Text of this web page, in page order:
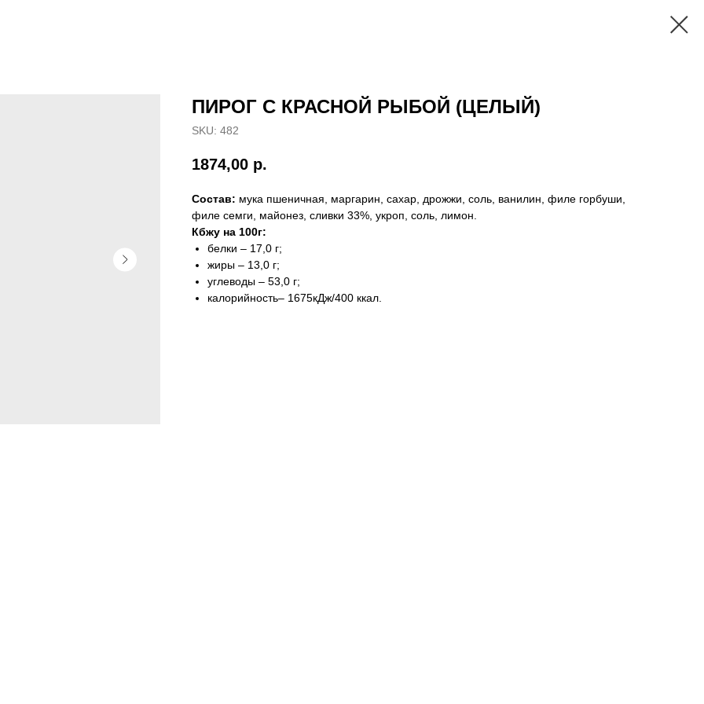
ПИРОГ С КРАСНОЙ РЫБОЙ (ЦЕЛЫЙ)
SKU: 482
1874,00 р.
Состав: мука пшеничная, маргарин, сахар, дрожжи, соль, ванилин, филе горбуши,
филе семги, майонез, сливки 33%, укроп, соль, лимон.
Кбжу на 100г:
белки – 17,0 г;
жиры – 13,0 г;
углеводы – 53,0 г;
калорийность– 1675кДж/400 ккал.